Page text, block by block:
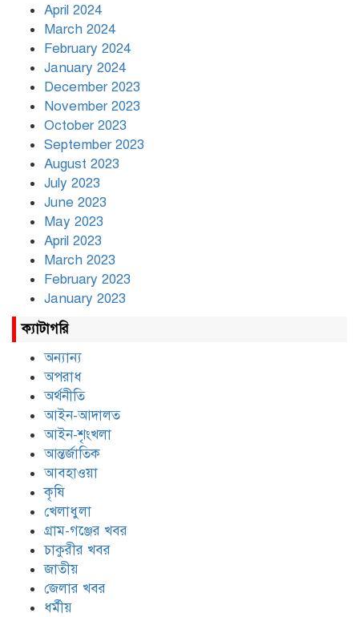
April 2024
March 2024
February 2024
January 2024
December 2023
November 2023
October 2023
September 2023
August 2023
July 2023
June 2023
May 2023
April 2023
March 2023
February 2023
January 2023
ক্যাটাগরি
অন্যান্য
অপরাধ
অর্থনীতি
আইন-আদালত
আইন-শৃংখলা
আন্তর্জাতিক
আবহাওয়া
কৃষি
খেলাধুলা
গ্রাম-গঞ্জের খবর
চাকুরীর খবর
জাতীয়
জেলার খবর
ধর্মীয়